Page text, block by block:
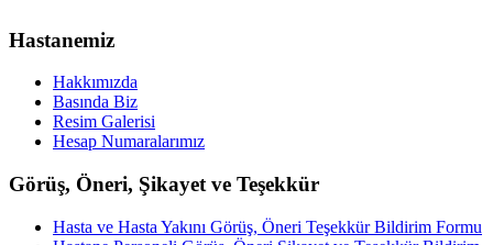
Hastanemiz
Hakkımızda
Basında Biz
Resim Galerisi
Hesap Numaralarımız
Görüş, Öneri, Şikayet ve Teşekkür
Hasta ve Hasta Yakını Görüş, Öneri Teşekkür Bildirim Formu